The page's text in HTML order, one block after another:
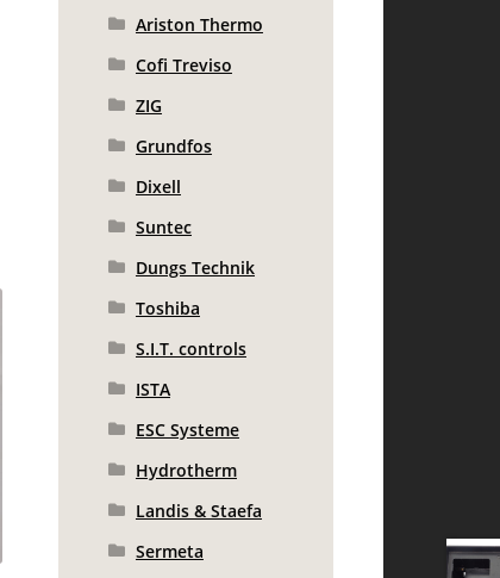
Ariston Thermo
Cofi Treviso
ZIG
Grundfos
Dixell
Suntec
Dungs Technik
Toshiba
S.I.T. controls
ISTA
ESC Systeme
Hydrotherm
Landis & Staefa
Sermeta